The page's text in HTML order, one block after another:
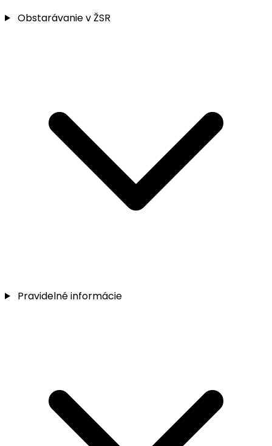
Obstarávanie v ŽSR
Pravidelné informácie